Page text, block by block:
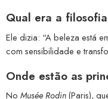
Qual era a
Ele dizia: “A beleza está
com sensibilidade e
Onde estão as
No Musée Rodin(Paris),